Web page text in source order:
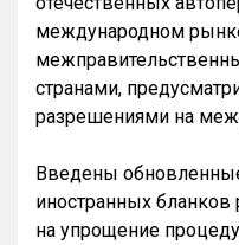
международном
странами,
разрешениями на
Введены
иностранных
на упрощение